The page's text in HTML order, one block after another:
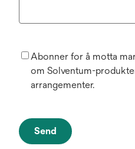
Abonner for å motta
om Solventum-
arrangementer.
Send